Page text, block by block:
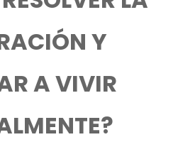
Y
A VIVIR